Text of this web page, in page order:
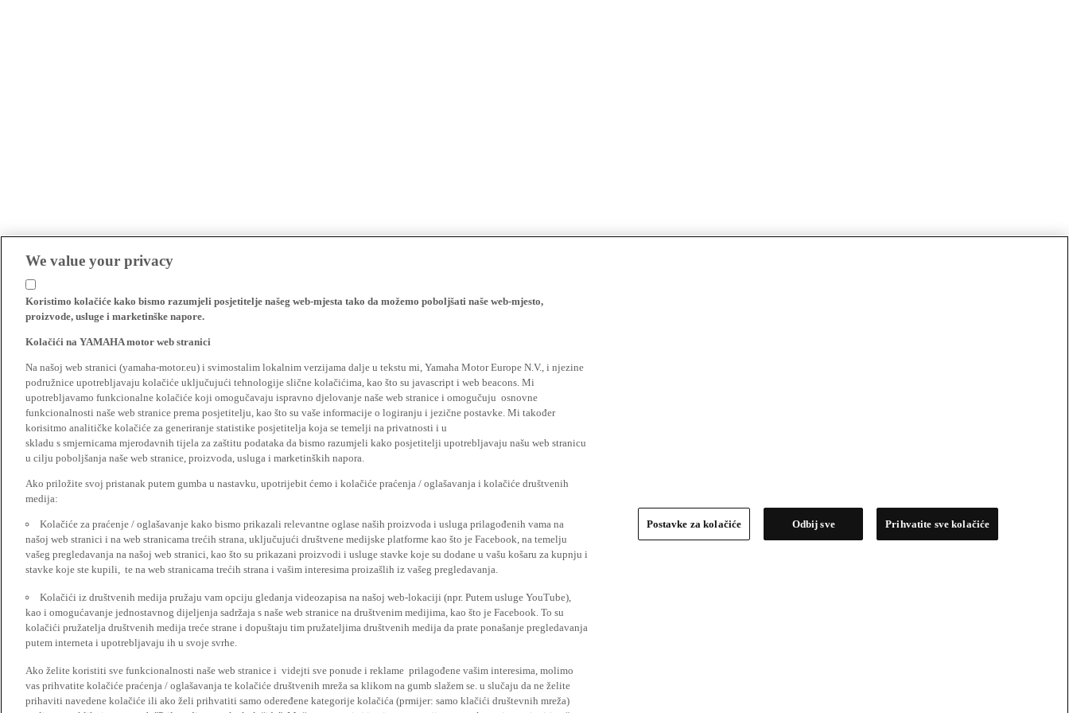
We value your privacy
Koristimo kolačiće kako bismo razumjeli posjetitelje našeg web-mjesta tako da možemo poboljšati naše web-mjesto,
proizvode, usluge i marketinške napore.
Kolačići na YAMAHA motor web stranici
Na našoj web stranici (yamaha-motor.eu) i svimostalim lokalnim verzijama dalje u tekstu mi, Yamaha Motor Europe N.V., i njezine
podružnice upotrebljavaju kolačiće uključujući tehnologije slične kolačićima, kao što su javascript i web beacons. Mi
upotrebljavamo funkcionalne kolačiće koji omogučavaju ispravno djelovanje naše web stranice i omogučuju osnovne
funkcionalnosti naše web stranice prema posjetitelju, kao što su vaše informacije o logiranju i jezične postavke. Mi također
korisitmo analitičke kolačiće za generiranje statistike posjetitelja koja se temelji na privatnosti i u
skladu s smjernicama mjerodavnih tijela za zaštitu podataka da bismo razumjeli kako posjetitelji upotrebljavaju našu web stranicu
u cilju poboljšanja naše web stranice, proizvoda, usluga i marketinških napora.
Ako priložite svoj pristanak putem gumba u nastavku, upotrijebit ćemo i kolačiće praćenja / oglašavanja i kolačiće društvenih
medija:
Kolačiće za praćenje / oglašavanje kako bismo prikazali relevantne oglase naših proizvoda i usluga prilagođenih vama na
našoj web stranici i na web stranicama trećih strana, uključujući društvene medijske platforme kao što je Facebook, na temelju
vašeg pregledavanja na našoj web stranici, kao što su prikazani proizvodi i usluge stavke koje su dodane u vašu košaru za kupnju i
stavke koje ste kupili, te na web stranicama trećih strana i vašim interesima proizašlih iz vašeg pregledavanja.
Kolačići iz društvenih medija pružaju vam opciju gledanja videozapisa na našoj web-lokaciji (npr. Putem usluge YouTube),
kao i omogućavanje jednostavnog dijeljenja sadržaja s naše web stranice na društvenim medijima, kao što je Facebook. To su
kolačići pružatelja društvenih medija treće strane i dopuštaju tim pružateljima društvenih medija da prate ponašanje pregledavanja
putem interneta i upotrebljavaju ih u svoje svrhe.
Ako želite koristiti sve funkcionalnosti naše web stranice i videjti sve ponude i reklame prilagođene vašim interesima, molimo
vas prihvatite kolačiće praćenja / oglašavanja te kolačiće društvenih mreža sa klikom na gumb slažem se. u slučaju da ne želite
prihaviti navedene kolačiće ili ako želi prihvatiti samo odeređene kategorije kolačića (prmijer: samo klačići društevnih mreža)
Postavke za kolačiće Odbij sve Prihvatite sve kolačiće